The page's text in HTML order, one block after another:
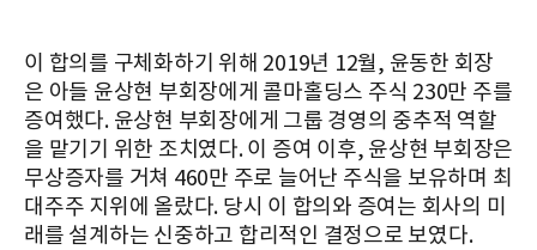
이 합의를 구체화하기 위해 2019년 12월, 윤동한 회장
은 아들 윤상현 부회장에게 콜마홀딩스 주식 230만 주를
증여했다. 윤상현 부회장에게 그룹 경영의 중추적 역할
을 맡기기 위한 조치였다. 이 증여 이후, 윤상현 부회장은
무상증자를 거쳐 460만 주로 늘어난 주식을 보유하며 최
대주주 지위에 올랐다. 당시 이 합의와 증여는 회사의 미
래를 설계하는 신중하고 합리적인 결정으로 보였다.